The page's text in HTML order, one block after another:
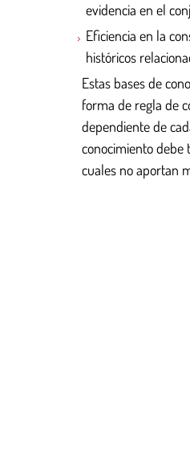
evidencia en el
Eficiencia en la
históricos
Estas bases de
forma de regla de
dependiente de
conocimiento debe
cuales no aportan